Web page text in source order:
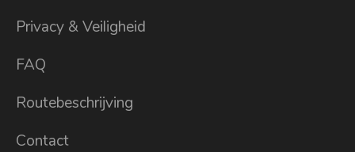
Privacy & Veiligheid
FAQ
Routebeschrijving
Contact